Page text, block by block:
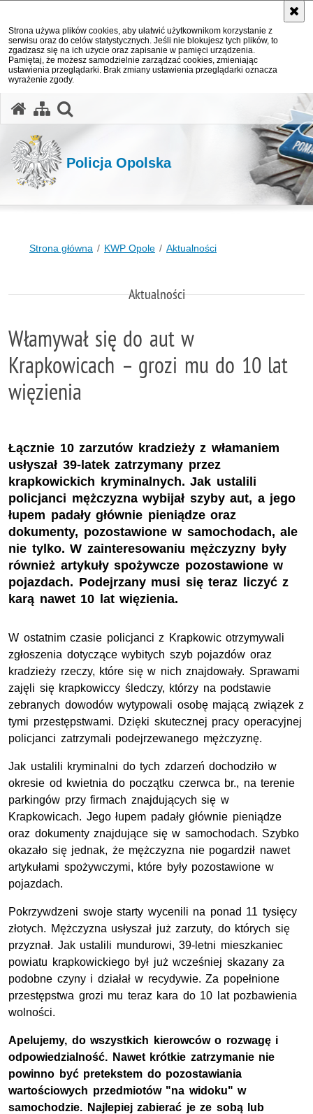
Strona używa plików cookies, aby ułatwić użytkownikom korzystanie z
serwisu oraz do celów statystycznych. Jeśli nie blokujesz tych plików, to
zgadzasz się na ich użycie oraz zapisanie w pamięci urządzenia.
Pamiętaj, że możesz samodzielnie zarządzać cookies, zmieniając
ustawienia przeglądarki. Brak zmiany ustawienia przeglądarki oznacza
wyrażenie zgody.
Policja Opolska
Strona główna KWP Opole Aktualności
Aktualności
Włamywał się do aut w
Krapkowicach – grozi mu do 10 lat
więzienia
Łącznie 10 zarzutów kradzieży z włamaniem
usłyszał 39-latek zatrzymany przez
krapkowickich kryminalnych. Jak ustalili
policjanci mężczyzna wybijał szyby aut, a jego
łupem padały głównie pieniądze oraz
dokumenty, pozostawione w samochodach, ale
nie tylko. W zainteresowaniu mężczyzny były
również artykuły spożywcze pozostawione w
pojazdach. Podejrzany musi się teraz liczyć z
karą nawet 10 lat więzienia.
W ostatnim czasie policjanci z Krapkowic otrzymywali
zgłoszenia dotyczące wybitych szyb pojazdów oraz
kradzieży rzeczy, które się w nich znajdowały. Sprawami
zajęli się krapkowiccy śledczy, którzy na podstawie
zebranych dowodów wytypowali osobę mającą związek z
tymi przestępstwami. Dzięki skutecznej pracy operacyjnej
policjanci zatrzymali podejrzewanego mężczyznę.
Jak ustalili kryminalni do tych zdarzeń dochodziło w
okresie od kwietnia do początku czerwca br., na terenie
parkingów przy firmach znajdujących się w
Krapkowicach. Jego łupem padały głównie pieniądze
oraz dokumenty znajdujące się w samochodach. Szybko
okazało się jednak, że mężczyzna nie pogardził nawet
artykułami spożywczymi, które były pozostawione w
pojazdach.
Pokrzywdzeni swoje starty wycenili na ponad 11 tysięcy
złotych. Mężczyzna usłyszał już zarzuty, do których się
przyznał. Jak ustalili mundurowi, 39-letni mieszkaniec
powiatu krapkowickiego był już wcześniej skazany za
podobne czyny i działał w recydywie. Za popełnione
przestępstwa grozi mu teraz kara do 10 lat pozbawienia
wolności.
Apelujemy, do wszystkich kierowców o rozwagę i
odpowiedzialność. Nawet krótkie zatrzymanie nie
powinno być pretekstem do pozostawiania
wartościowych przedmiotów "na widoku" w
samochodzie. Najlepiej zabierać je ze sobą lub